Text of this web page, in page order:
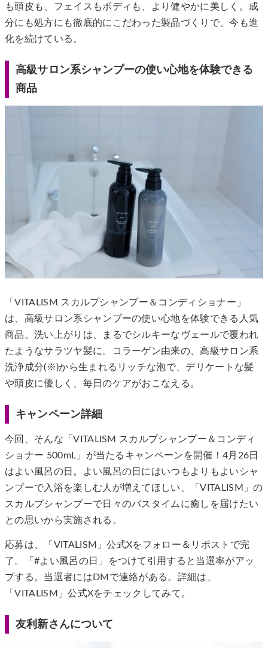
も頭皮も、フェイスもボディも、より健やかに美しく。成
分にも処方にも徹底的にこだわった製品づくりで、今も進
化を続けている。
高級サロン系シャンプーの使い心地を体験できる
商品
「VITALISM スカルプシャンプー＆コンディショナー」
は、高級サロン系シャンプーの使い心地を体験できる人気
商品。洗い上がりは、まるでシルキーなヴェールで覆われ
たようなサラツヤ髪に。コラーゲン由来の、高級サロン系
洗浄成分(※)から生まれるリッチな泡で、デリケートな髪
や頭皮に優しく、毎日のケアがおこなえる。
キャンペーン詳細
今回、そんな「VITALISM スカルプシャンプー＆コンディ
ショナー 500mL」が当たるキャンペーンを開催！4月26日
はよい風呂の日。よい風呂の日にはいつもよりもよいシャ
ンプーで入浴を楽しむ人が増えてほしい、「VITALISM」の
スカルプシャンプーで日々のバスタイムに癒しを届けたい
との思いから実施される。
応募は、「VITALISM」公式Xをフォロー＆リポストで完
了。「#よい風呂の日」をつけて引用すると当選率がアッ
プする。当選者にはDMで連絡がある。詳細は、
「VITALISM」公式Xをチェックしてみて。
友利新さんについて